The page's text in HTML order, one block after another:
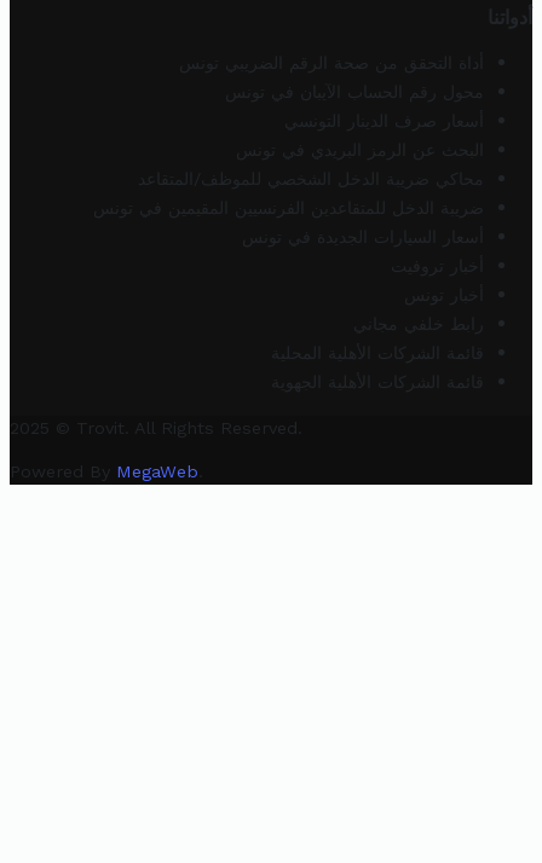
أدواتنا
أداة التحقق من صحة الرقم الضريبي تونس
محول رقم الحساب الآيبان في تونس
أسعار صرف الدينار التونسي
البحث عن الرمز البريدي في تونس
محاكي ضريبة الدخل الشخصي للموظف/المتقاعد
ضريبة الدخل للمتقاعدين الفرنسيين المقيمين في تونس
أسعار السيارات الجديدة في تونس
أخبار تروفيت
أخبار تونس
رابط خلفي مجاني
قائمة الشركات الأهلية المحلية
قائمة الشركات الأهلية الجهوية
2025 © Trovit. All Rights Reserved.
Powered By MegaWeb